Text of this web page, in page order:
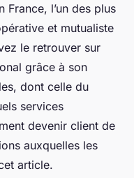
France, l’un des plus
et mutualiste
le retrouver sur
grâce à son
dont celle du
services
devenir client de
auxquelles les
article.